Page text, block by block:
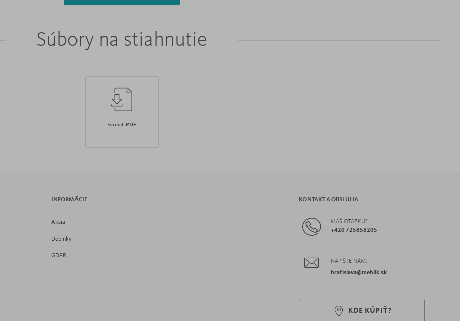
Súbory na stiahnutie
Formát: PDF
INFORMÁCIE
Akcia
Doplnky
GDPR
KONTAKT A OBSLUHA
MÁŠ OTÁZKU?
+420 725858205
NAPÍŠTE NÁM:
bratislava@meblik.sk
KDE KÚPIŤ?